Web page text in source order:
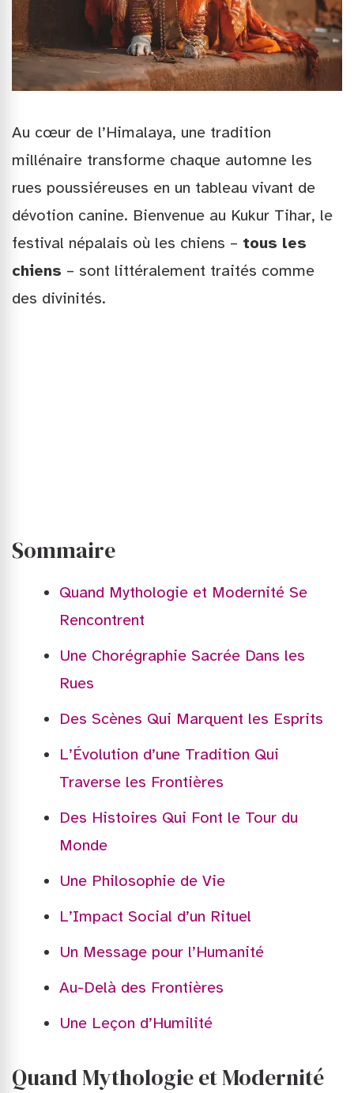
Au cœur de l’Himalaya, une tradition
millénaire transforme chaque automne les
rues poussiéreuses en un tableau vivant de
dévotion canine. Bienvenue au Kukur Tihar, le
festival népalais où les chiens – tous les
chiens – sont littéralement traités comme
des divinités.
Sommaire
Quand Mythologie et Modernité Se
Rencontrent
Une Chorégraphie Sacrée Dans les
Rues
Des Scènes Qui Marquent les Esprits
L’Évolution d’une Tradition Qui
Traverse les Frontières
Des Histoires Qui Font le Tour du
Monde
Une Philosophie de Vie
L’Impact Social d’un Rituel
Un Message pour l’Humanité
Au-Delà des Frontières
Une Leçon d’Humilité
Quand Mythologie et Modernité